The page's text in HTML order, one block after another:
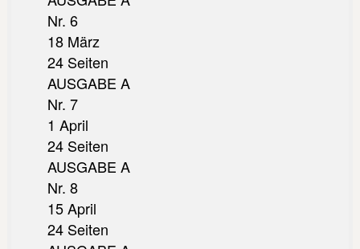
Nr. 6
18 März
24 Seiten
AUSGABE A
Nr. 7
1 April
24 Seiten
AUSGABE A
Nr. 8
15 April
24 Seiten